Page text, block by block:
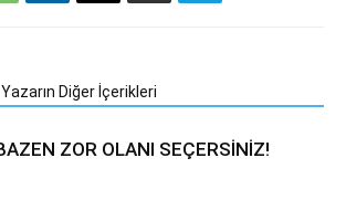
Yazarın Diğer İçerikleri
ZOR OLANI SEÇERSİNİZ!